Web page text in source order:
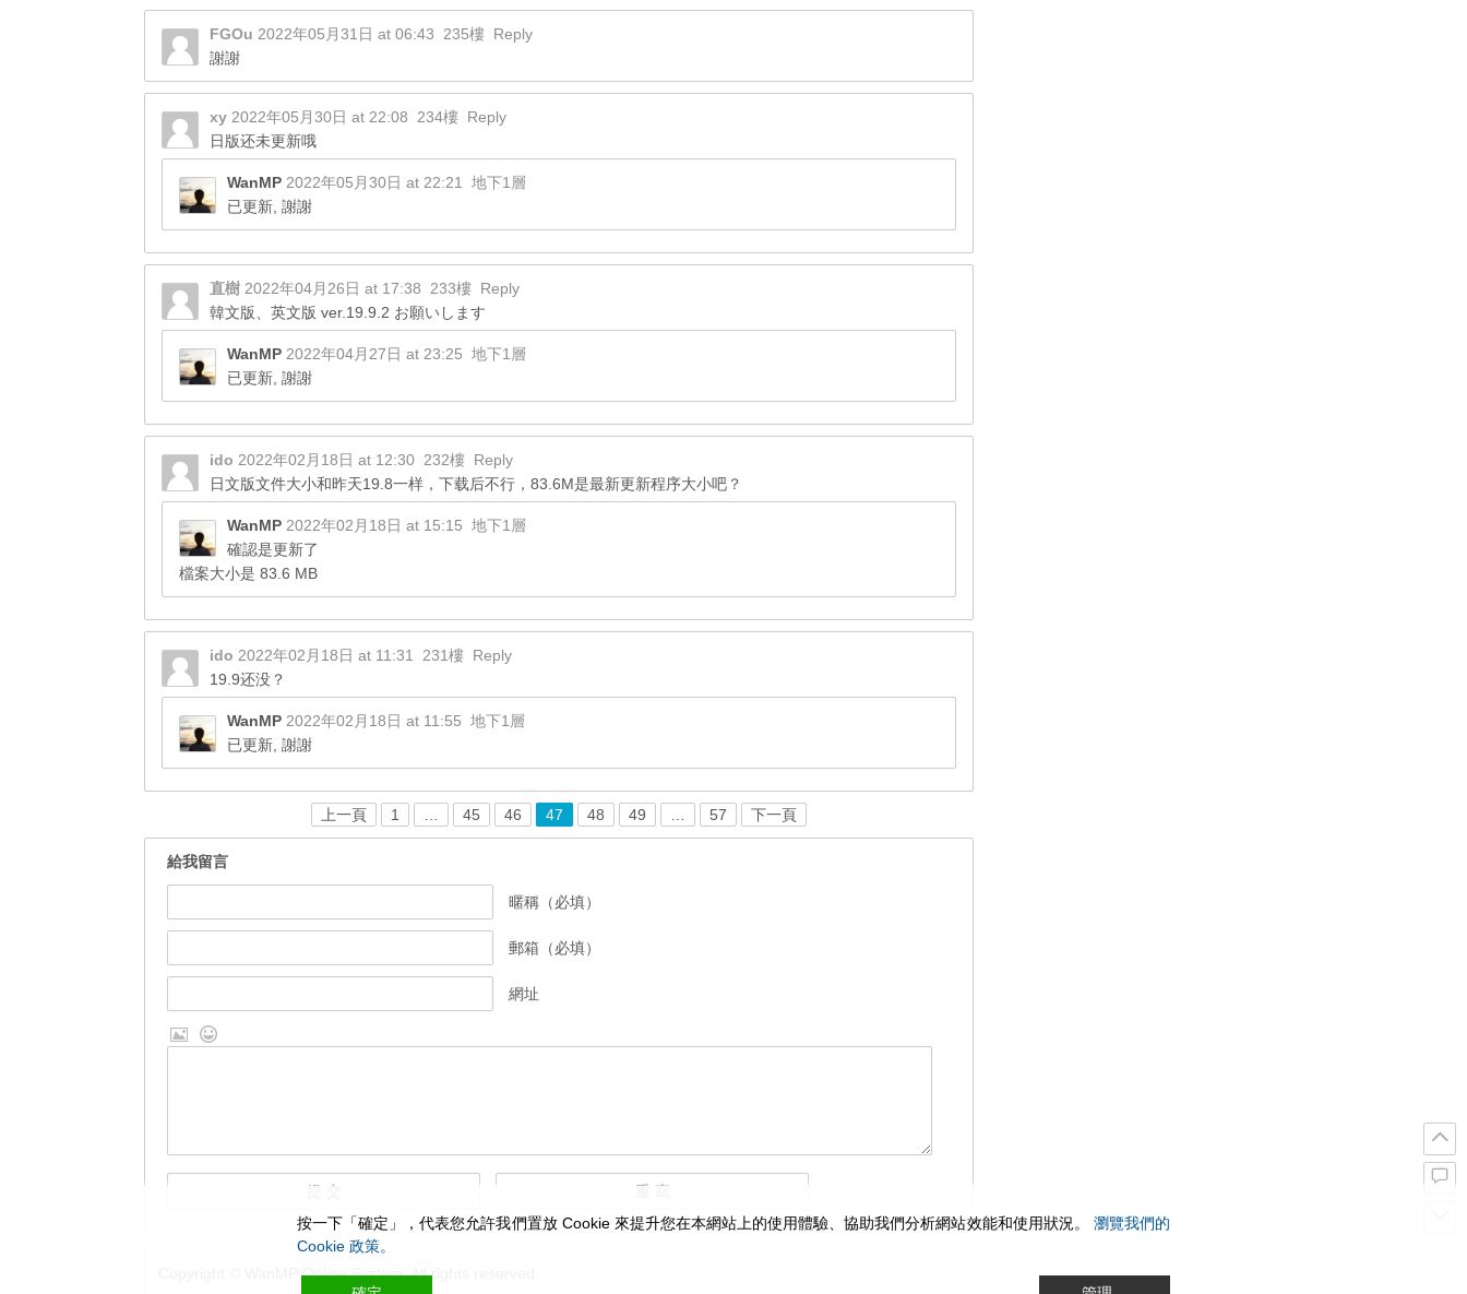
FGOu 2022年05月31日 at 06:43 235樓 Reply
謝謝
xy 2022年05月30日 at 22:08 234樓 Reply
日版还未更新哦
WanMP 2022年05月30日 at 22:21
地下1層
已更新, 謝謝
直樹 2022年04月26日 at 17:38 233樓 Reply
韓文版、英文版 ver.19.9.2 お願いします
WanMP 2022年04月27日 at 23:25 地下1層
已更新, 謝謝
ido 2022年02月18日 at 12:30 232樓 Reply
日文版文件大小和昨天19.8一样，下载后不行，83.6M是最新更新程序大小吧？
WanMP 2022年02月18日 at 15:15 地下1層
確認是更新了
檔案大小是 83.6 MB
ido 2022年02月18日 at 11:31 231樓 Reply
19.9还没？
WanMP 2022年02月18日 at 11:55 地下1層
已更新, 謝謝
上一頁 1 45 46 47 48 49 57 下一頁
給我留言
暱稱（必填）
郵箱（必填）
網址
Copyright © WanMP Online System. All rights reserved.
按一下「確定」，代表您允許我們置放 Cookie 來提升您在本網站上的使用體驗、協助我們分析網站效能和使用狀況。 瀏覽我們的
Cookie 政策。